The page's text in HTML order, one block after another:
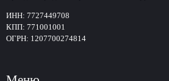
ИНН: 7727449708
КПП: 771001001
ОГРН: 1207700274814